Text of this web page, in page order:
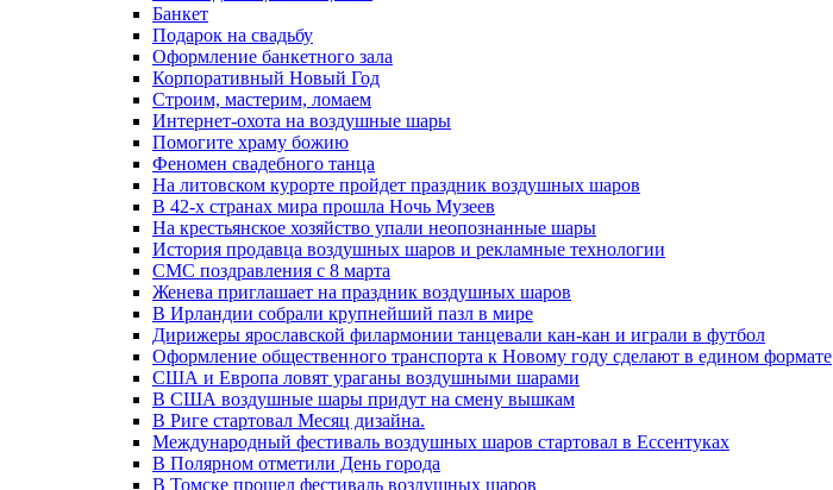
Банкет
Подарок на свадьбу
Оформление банкетного зала
Корпоративный Новый Год
Строим, мастерим, ломаем
Интернет-охота на воздушные шары
Помогите храму божию
Феномен свадебного танца
На литовском курорте пройдет праздник воздушных шаров
В 42-х странах мира прошла Ночь Музеев
На крестьянское хозяйство упали неопознанные шары
История продавца воздушных шаров и рекламные технологии
СМС поздравления с 8 марта
Женева приглашает на праздник воздушных шаров
В Ирландии собрали крупнейший пазл в мире
Дирижеры ярославской филармонии танцевали кан-кан и играли в футбол
Оформление общественного транспорта к Новому году сделают в едином формате
США и Европа ловят ураганы воздушными шарами
В США воздушные шары придут на смену вышкам
В Риге стартовал Месяц дизайна.
Международный фестиваль воздушных шаров стартовал в Ессентуках
В Полярном отметили День города
В Томске прошел фестиваль воздушных шаров